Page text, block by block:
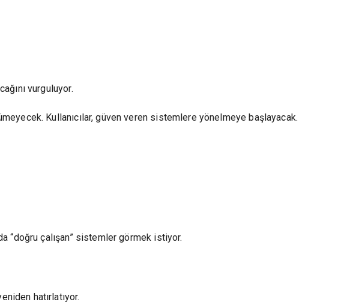
vurguluyor.
Kullanıcılar, güven veren sistemlere yönelmeye başlayacak.
“doğru çalışan” sistemler görmek istiyor.
hatırlatıyor.